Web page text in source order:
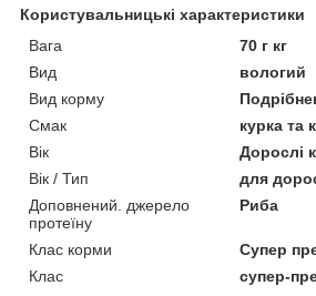
Користувальницькі характеристики
Вага
70 г кг
Вид
вологий
Вид корму
Смак
курка та
Вік
Дорослі
Вік / Тип
для
Доповнений. джерело
протеїну
Риба
Клас корми
Супер
Клас
супер-